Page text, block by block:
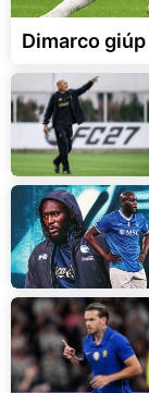
Dimarco